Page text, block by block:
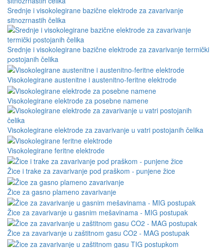
Srednje i visokolegirane bazične elektrode za zavarivanje
sitnozrnastih čelika
Srednje i visokolegirane bazične elektrode za zavarivanje termički
postojanih čelika
Visokolegirane austenitne i austenitno-feritne elektrode
Visokolegirane elektrode za posebne namene
Visokolegirane elektrode za zavarivanje u vatri postojanih čelika
Visokolegirane feritne elektrode
Žice i trake za zavarivanje pod praškom - punjene žice
Žice za gasno plameno zavarivanje
Žice za zavarivanje u gasnim mešavinama - MIG postupak
Žice za zavarivanje u zaštitnom gasu CO2 - MAG postupak